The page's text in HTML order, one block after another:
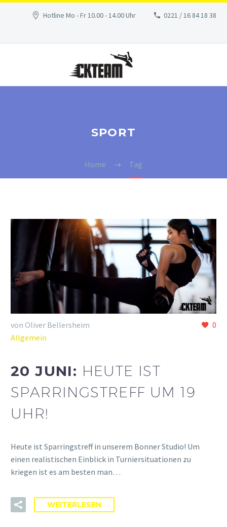
Hotline Mo - Fr 10.00 - 14.00 Uhr 0221 / 16 84 18 38
SPORT
Home Tag
0
von Oliver Bellersheim
Allgemein
20 JUNI: HEUTE IST
SPARRINGSTREFF UM 19
UHR!
Heute ist Sparringstreff in unserem Bonner Studio! Um
einen realistischen Einblick in Turniersituationen zu
kriegen ist es am besten man…
WEITERLESEN